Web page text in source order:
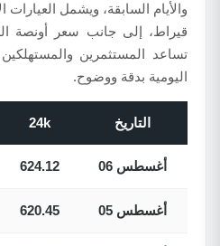
قيراط، إلى جانب سعر أونصة
تساعد المستثمرين
اليومية بدقة ووضوح.
التاريخ 24k
06 أغسطس 624.12
05 أغسطس 620.45